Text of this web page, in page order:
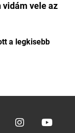
vidám vele az
a legkisebb